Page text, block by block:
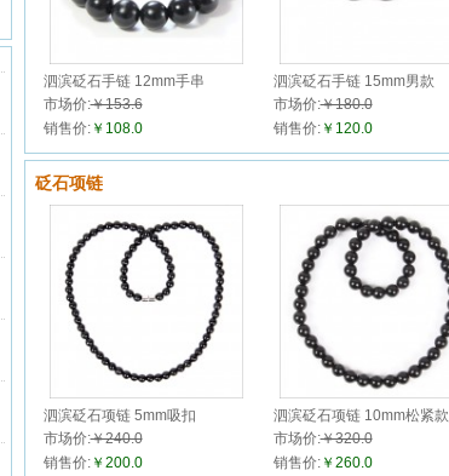
泗滨砭石手链 12mm手串
市场价:￥153.6
销售价:￥108.0
泗滨砭石手链 15mm男款
市场价:￥180.0
销售价:￥120.0
砭石项链
泗滨砭石项链 5mm吸扣
市场价:￥240.0
销售价:￥200.0
泗滨砭石项链 10mm松紧款
市场价:￥320.0
销售价:￥260.0